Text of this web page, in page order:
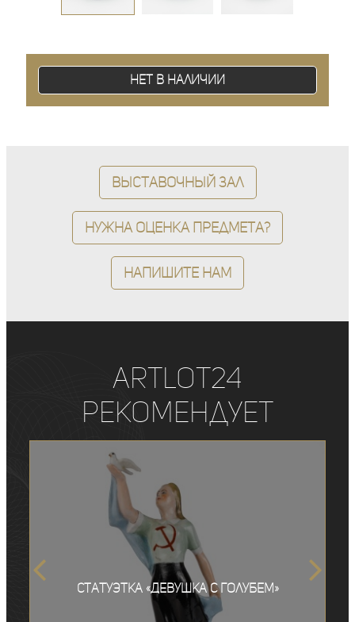
Нет в наличии
Выставочный зал
Нужна оценка предмета?
Напишите нам
ArtLot24
рекомендует
Статуэтка «Девушка с голубем»